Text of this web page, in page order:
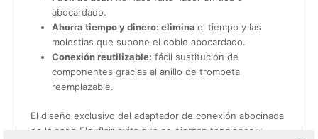
abocardado.
Ahorra tiempo y dinero: eliminael tiempo y las
molestias que supone el doble abocardado.
Conexión reutilizable: fácil sustitución de
componentes gracias al anillo de trompeta
reemplazable.
El diseño exclusivo del adaptador de conexión abocinada
de la serie Flexflair evita que se ejerzan tensiones y